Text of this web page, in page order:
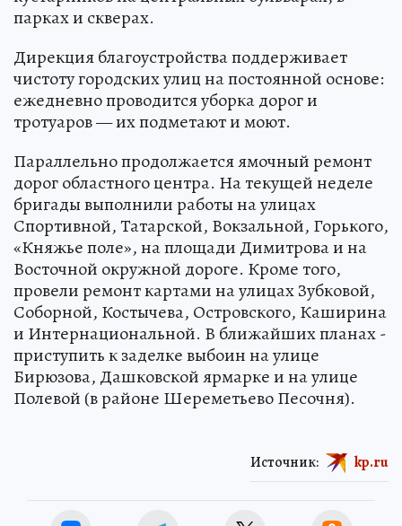
парках и скверах.
Дирекция благоустройства поддерживает
чистоту городских улиц на постоянной основе:
ежедневно проводится уборка дорог и
тротуаров — их подметают и моют.
Параллельно продолжается ямочный ремонт
дорог областного центра. На текущей неделе
бригады выполнили работы на улицах
Спортивной, Татарской, Вокзальной, Горького,
«Княжье поле», на площади Димитрова и на
Восточной окружной дороге. Кроме того,
провели ремонт картами на улицах Зубковой,
Соборной, Костычева, Островского, Каширина
и Интернациональной. В ближайших планах -
приступить к заделке выбоин на улице
Бирюзова, Дашковской ярмарке и на улице
Полевой (в районе Шереметьево Песочня).
Источник: kp.ru